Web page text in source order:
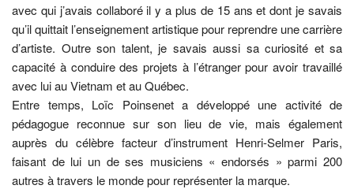
avec qui j’avais collaboré il y a plus de 15 ans et dont je savais
qu’il quittait l’enseignement artistique pour reprendre une carrière
d’artiste. Outre son talent, je savais aussi sa curiosité et sa
capacité à conduire des projets à l’étranger pour avoir travaillé
avec lui au Vietnam et au Québec.
Entre temps, Loïc Poinsenet a développé une activité de
pédagogue reconnue sur son lieu de vie, mais également
auprès du célèbre facteur d’instrument Henri-Selmer Paris,
faisant de lui un de ses musiciens « endorsés » parmi 200
autres à travers le monde pour représenter la marque.